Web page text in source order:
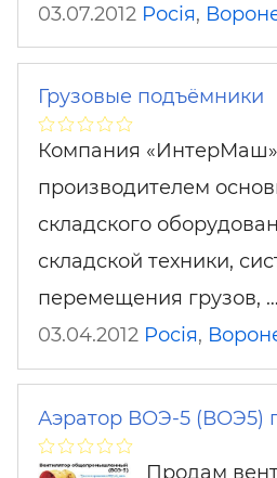
03.07.2012 Росія,
Грузовые подъёмники
Компания «ИнтерМаш»
производителем
складского
складской техники,
перемещения грузов, …
03.04.2012 Росія,
Аэратор ВОЭ-5 (ВОЭ5)
Продам